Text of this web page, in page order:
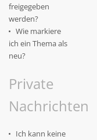
freigegeben
werden?
Wie markiere
ich ein Thema als
neu?
Private
Nachrichten
Ich kann keine